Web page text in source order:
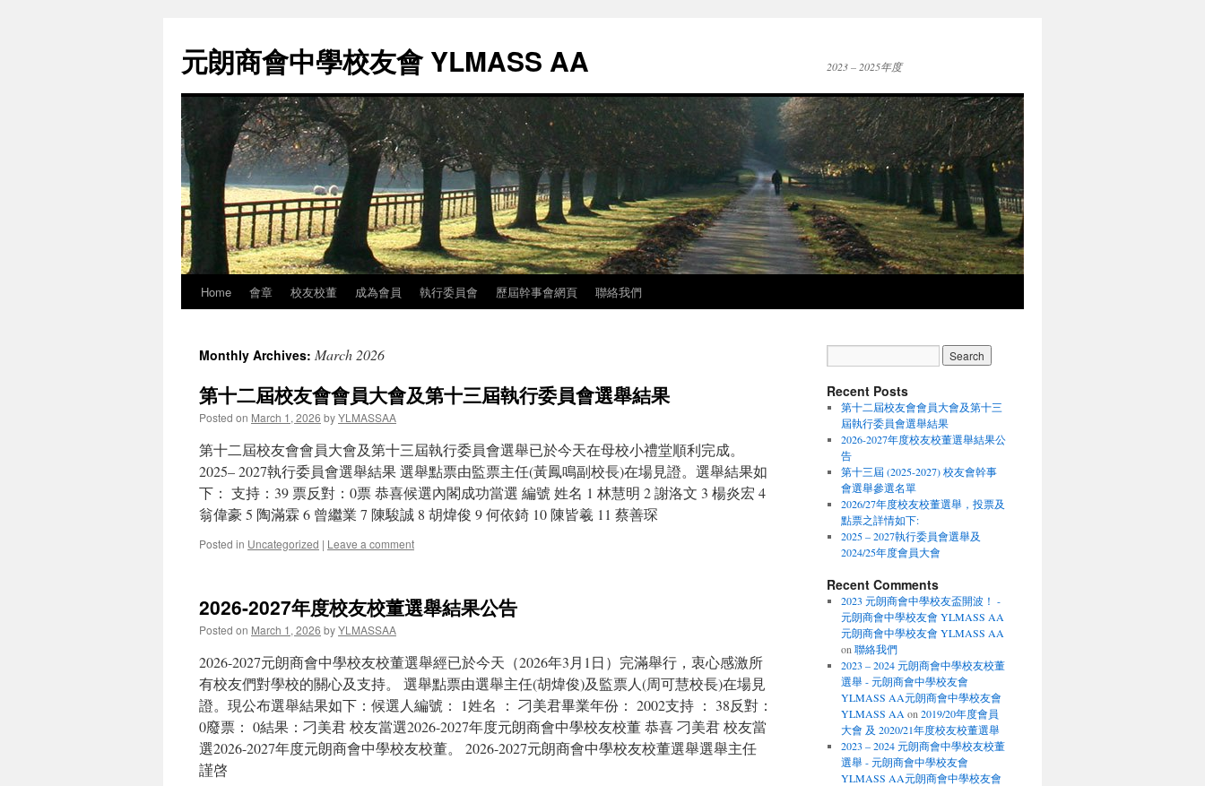
元朗商會中學校友會 YLMASS AA 2023 – 2025年度
Skip
content
Home 會章 校友校董 成為會員 執行委員會 歷屆幹事會網頁 聯絡我們
Monthly Archives: March 2026
第十二屆校友會會員大會及第十三屆執行委員會選舉結果
Posted on March 1, 2026 byYLMASSAA
第十二屆校友會會員大會及第十三屆執行委員會選舉已於今天在母校小禮堂順利完成。
2025– 2027執行委員會選舉結果 選舉點票由監票主任(黃鳳鳴副校長)在場見證。選舉結果如
下： 支持：39 票反對：0票 恭喜候選內閣成功當選 編號 姓名 1 林慧明 2 謝洛文 3 楊炎宏 4
翁偉豪 5 陶滿霖 6 曾繼業 7 陳駿誠 8 胡煒俊 9 何依錡 10 陳皆羲 11 蔡善琛
Posted in Uncategorized | Leave a comment
2026-2027年度校友校董選舉結果公告
Posted on March 1, 2026 byYLMASSAA
2026-2027元朗商會中學校友校董選舉經已於今天（2026年3月1日）完滿舉行，衷心感激所
有校友們對學校的關心及支持。 選舉點票由選舉主任(胡煒俊)及監票人(周可慧校長)在場見
證。現公布選舉結果如下：候選人編號： 1姓名 ： 刁美君畢業年份： 2002支持 ： 38反對：
0廢票： 0結果：刁美君 校友當選2026-2027年度元朗商會中學校友校董 恭喜 刁美君 校友當
選2026-2027年度元朗商會中學校友校董。 2026-2027元朗商會中學校友校董選舉選舉主任
謹啓
Recent Posts
第十二屆校友會會員大會及第十三
屆執行委員會選舉結果
2026-2027年度校友校董選舉結果公
告
第十三屆 (2025-2027) 校友會幹事
會選舉參選名單
2026/27年度校友校董選舉，投票及
點票之詳情如下:
2025 – 2027執行委員會選舉及
2024/25年度會員大會
Recent Comments
2023 元朗商會中學校友盃開波！ -
元朗商會中學校友會 YLMASS AA
元朗商會中學校友會 YLMASS AA
on 聯絡我們
2023 – 2024 元朗商會中學校友校董
選舉 - 元朗商會中學校友會
YLMASS AA元朗商會中學校友會
YLMASS AA on 2019/20年度會員
大會 及 2020/21年度校友校董選舉
2023 – 2024 元朗商會中學校友校董
選舉 - 元朗商會中學校友會
YLMASS AA元朗商會中學校友會